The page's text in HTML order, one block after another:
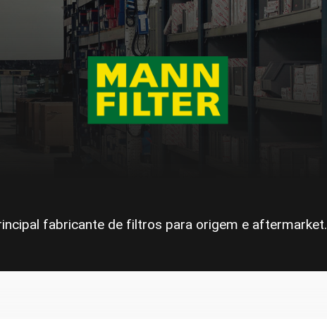
fabricante de filtros para origem e aftermarket.